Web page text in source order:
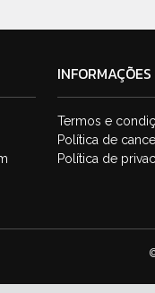
INFORMAÇÕES
Termos e
Política de
Política de